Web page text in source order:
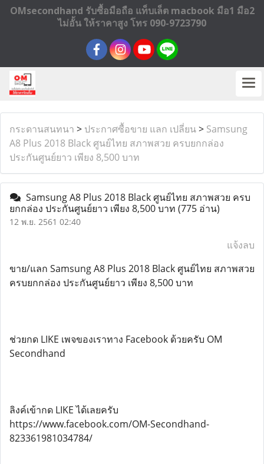
OMsecondhand รับซื้อมือถือ แท็บเล็ต macbook มือ1 มือ2
ไม่อั้น ให้ราคาสูง โทร 090-9723790
กระดานสนทนา > ประกาศซื้อขาย แลก เปลี่ยน> Samsung
A8 Plus 2018 Black ศูนย์ไทย สภาพสวย ครบยกกล่อง
ประกันศูนย์ยาว เพียง 8,500 บาท
Samsung A8 Plus 2018 Black ศูนย์ไทย สภาพสวย ครบ
ยกกล่อง ประกันศูนย์ยาว เพียง 8,500 บาท (775 อ่าน)
12 พ.ย. 2561 02:40
แจ้งลบ
ขาย/แลก Samsung A8 Plus 2018 Black ศูนย์ไทย สภาพสวย
ครบยกกล่อง ประกันศูนย์ยาว เพียง 8,500 บาท
ช่วยกด LIKE เพจของเราทาง Facebook ด้วยครับ OM
Secondhand
ลิงค์เข้ากด LIKE ได้เลยครับ
https://www.facebook.com/OM-Secondhand-
823361981034784/